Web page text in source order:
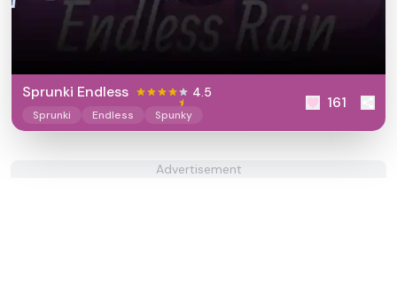
Sprunki Endless 4.5
Sprunki Endless Spunky
161
Advertisement